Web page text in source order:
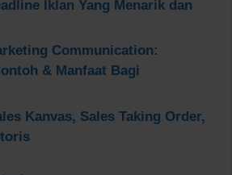
Iklan Yang Menarik dan
Communication:
& Manfaat Bagi
Kanvas, Sales Taking Order,